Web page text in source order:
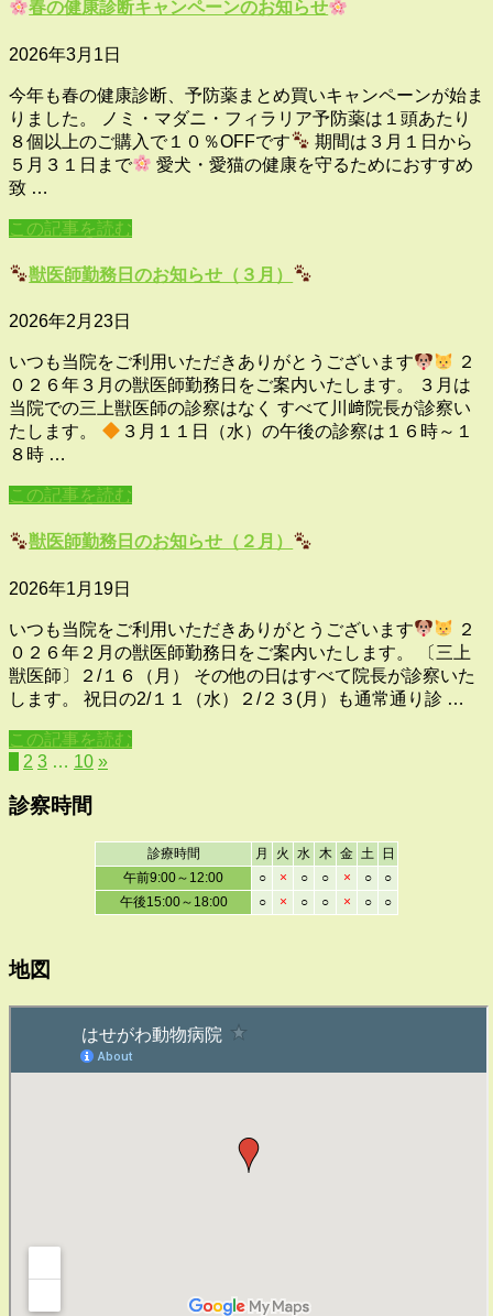
春の健康診断キャンペーンのお知らせ
2026年3月1日
今年も春の健康診断、予防薬まとめ買いキャンペーンが始ま
りました。 ノミ・マダニ・フィラリア予防薬は１頭あたり
８個以上のご購入で１０％OFFです
期間は３月１日から
５月３１日まで
愛犬・愛猫の健康を守るためにおすすめ
致 …
この記事を読む
獣医師勤務日のお知らせ（３月）
2026年2月23日
いつも当院をご利用いただきありがとうございます
２
０２６年３月の獣医師勤務日をご案内いたします。 ３月は
当院での三上獣医師の診察はなく すべて川﨑院長が診察い
たします。
３月１１日（水）の午後の診察は１６時～１
８時 …
この記事を読む
獣医師勤務日のお知らせ（２月）
2026年1月19日
いつも当院をご利用いただきありがとうございます
２
０２６年２月の獣医師勤務日をご案内いたします。 〔三上
獣医師〕２/１６（月） その他の日はすべて院長が診察いた
します。 祝日の2/１１（水）２/２３(月）も通常通り診 …
この記事を読む
2 3 … 10 »
診察時間
診療時間 月 火 水 木 金 土
日
午前9:00～12:00
○ × ○ ○ × ○
○
午後15:00～18:00
○ × ○ ○ × ○ ○
地図